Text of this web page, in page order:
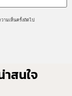
ามเห็นครั้งถัดไป
สนใจ